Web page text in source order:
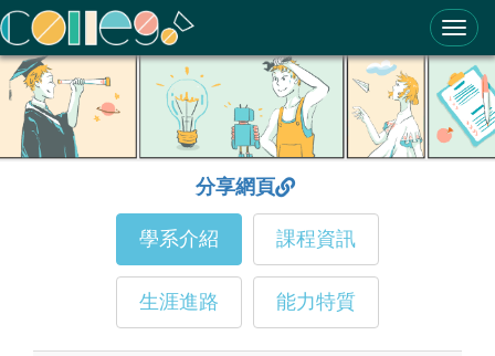
ColleGo! 大學選才與高中育才輔助系統
分享網頁
學系介紹 課程資訊
生涯進路 能力特質